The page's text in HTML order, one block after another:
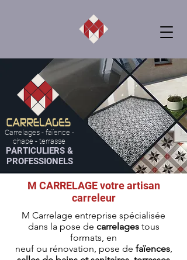
Carrelages - faïence -
chape - terrasse
PARTICULIERS &
PROFESSIONELS
M CARRELAGE votre artisan
carreleur
M Carrelage entreprise spécialisée
dans la pose de carrelagestous
formats, en
neuf ou rénovation, pose de faïences,